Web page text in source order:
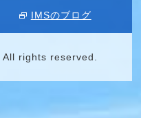
IMSのブログ
All rights reserved.